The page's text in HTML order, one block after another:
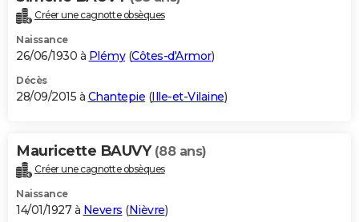
Créer une cagnotte obsèques
Naissance
26/06/1930 à Plémy(Côtes-d'Armor)
Décès
28/09/2015 à Chantepie (Ille-et-Vilaine)
Mauricette BAUVY (88 ans)
Créer une cagnotte obsèques
Naissance
14/01/1927 à Nevers (Nièvre)